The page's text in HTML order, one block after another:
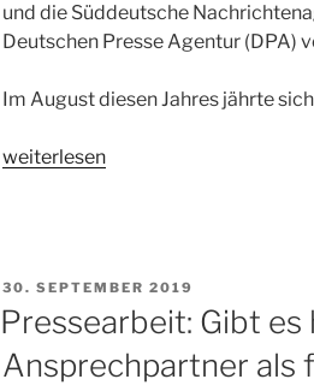
und die Süddeutsche
Deutschen Presse Agentur (DPA)
Im August diesen Jahres jährte
„Presse:
weiterlesen
VERÖFFENTLICHT
AM
30. SEPTEMBER 2019
Pressearbeit: Gibt
Ansprechpartner als